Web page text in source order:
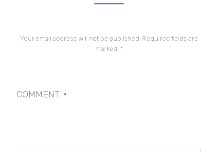
Your email address will not be published. Required fields are
marked *
COMMENT *